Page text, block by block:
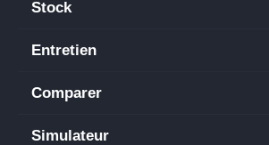
Stock
Entretien
Comparer
Simulateur